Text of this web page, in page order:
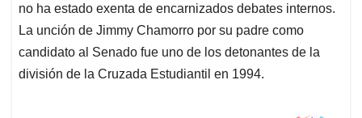
no ha estado exenta de encarnizados debates internos.
La unción de Jimmy Chamorro por su padre como
candidato al Senado fue uno de los detonantes de la
división de la Cruzada Estudiantil en 1994.